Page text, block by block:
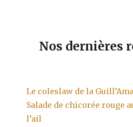
Nos dernières
Le coleslaw de la
Salade de chicorée rouge
l’ail